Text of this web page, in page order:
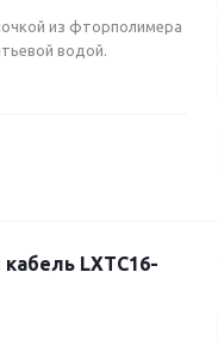
из фторполимера
водой.
LXTC16-